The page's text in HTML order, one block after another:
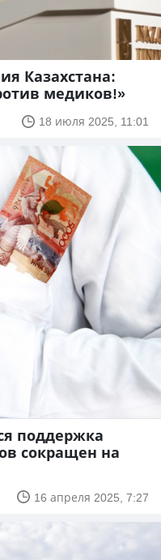
Казахстана:
медиков!»
18 июля 2025, 11:01
поддержка
сокращен на
16 апреля 2025, 7:27